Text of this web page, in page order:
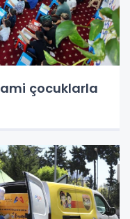
çocuklarla